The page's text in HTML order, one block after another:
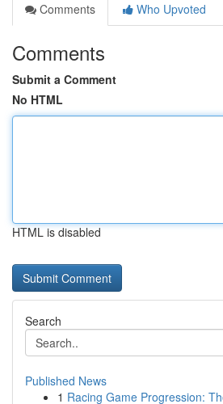
Comments
Who Upvoted
Comments
Submit a Comment
No HTML
HTML is disabled
Search
Published News
1 Racing Game Progression: